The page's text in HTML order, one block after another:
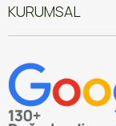
KURUMSAL